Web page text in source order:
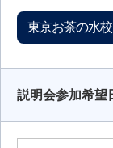
東京お茶の水校
説明会参加希望